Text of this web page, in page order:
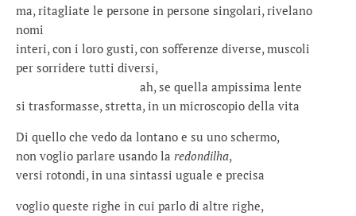
ma, ritagliate le persone in persone singolari, rivelano
nomi
interi, con i loro gusti, con sofferenze diverse, muscoli
per sorridere tutti diversi,
ah, se quella ampissima lente
si trasformasse, stretta, in un microscopio della vita
Di quello che vedo da lontano e su uno schermo,
non voglio parlare usando la redondilha,
versi rotondi, in una sintassi uguale e precisa
voglio queste righe in cui parlo di altre righe,